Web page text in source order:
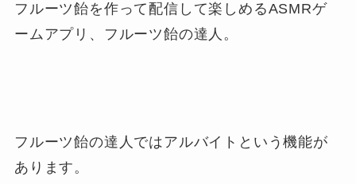
フルーツ飴を作って配信して楽しめるASMRゲ
ームアプリ、フルーツ飴の達人。
フルーツ飴の達人ではアルバイトという機能が
あります。